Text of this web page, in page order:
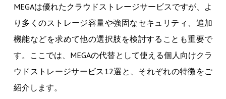
MEGAは優れたクラウドストレージサービスですが、よ
り多くのストレージ容量や強固なセキュリティ、追加
機能などを求めて他の選択肢を検討することも重要で
す。ここでは、MEGAの代替として使える個人向けクラ
ウドストレージサービス12選と、それぞれの特徴をご
紹介します。